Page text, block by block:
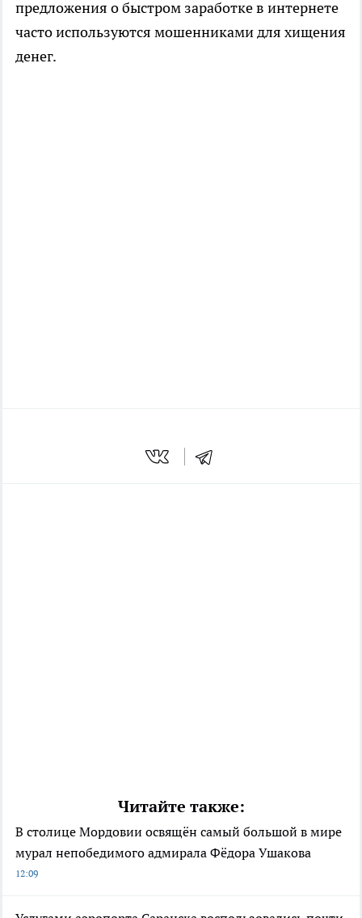
предложения о быстром заработке в интернете
часто используются мошенниками для хищения
денег.
Читайте также:
В столице Мордовии освящён самый большой в мире
мурал непобедимого адмирала Фёдора Ушакова
12:09